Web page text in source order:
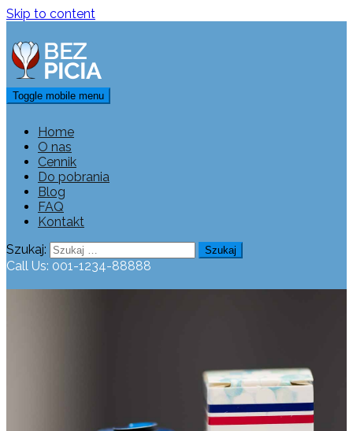
Skip to content
Toggle mobile menu
Home
O nas
Cennik
Do pobrania
Blog
FAQ
Kontakt
Szukaj:
Call Us: 001-1234-88888